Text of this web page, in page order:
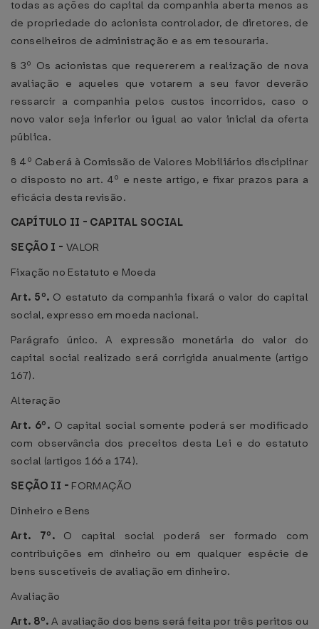
todas as ações do capital da companhia aberta menos as
de propriedade do acionista controlador, de diretores, de
conselheiros de administração e as em tesouraria.
§ 3º Os acionistas que requererem a realização de nova
avaliação e aqueles que votarem a seu favor deverão
ressarcir a companhia pelos custos incorridos, caso o
novo valor seja inferior ou igual ao valor inicial da oferta
pública.
§ 4º Caberá à Comissão de Valores Mobiliários disciplinar
o disposto no art. 4º e neste artigo, e fixar prazos para a
eficácia desta revisão.
CAPÍTULO II - CAPITAL SOCIAL
SEÇÃO I - VALOR
Fixação no Estatuto e Moeda
Art. 5º. O estatuto da companhia fixará o valor do capital
social, expresso em moeda nacional.
Parágrafo único. A expressão monetária do valor do
capital social realizado será corrigida anualmente (artigo
167).
Alteração
Art. 6º. O capital social somente poderá ser modificado
com observância dos preceitos desta Lei e do estatuto
social (artigos 166 a 174).
SEÇÃO II - FORMAÇÃO
Dinheiro e Bens
Art. 7º. O capital social poderá ser formado com
contribuições em dinheiro ou em qualquer espécie de
bens suscetíveis de avaliação em dinheiro.
Avaliação
Art. 8º. A avaliação dos bens será feita por três peritos ou